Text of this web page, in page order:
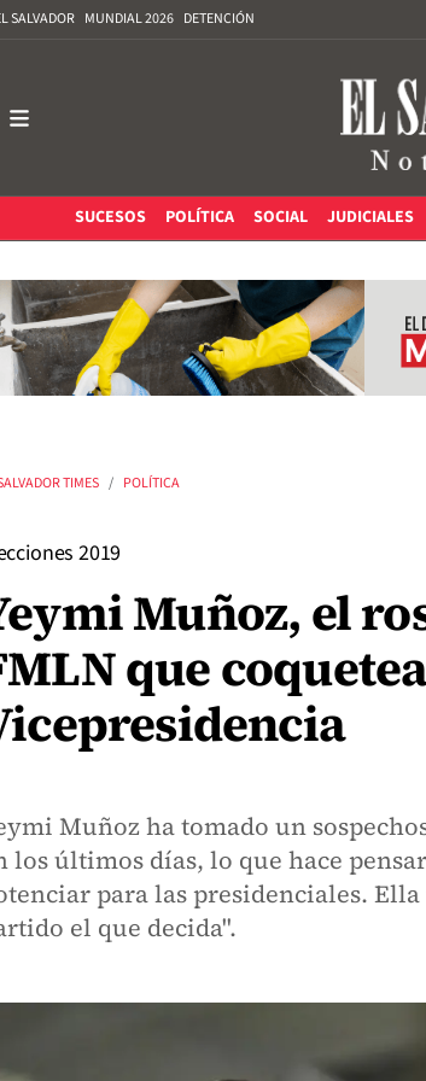
SALVADOR MUNDIAL 2026 DETENCIÓN
SUCESOS
POLÍTICA SOCIAL JUDICIALES
TIMES POLÍTICA
2019
Muñoz, el
que
Muñoz ha tomado un
los últimos días, lo que hace
para las presidenciales.
el que decida".